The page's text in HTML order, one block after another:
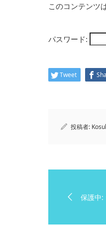
このコンテンツ
パスワード:
Tweet
投稿者:
保護中: